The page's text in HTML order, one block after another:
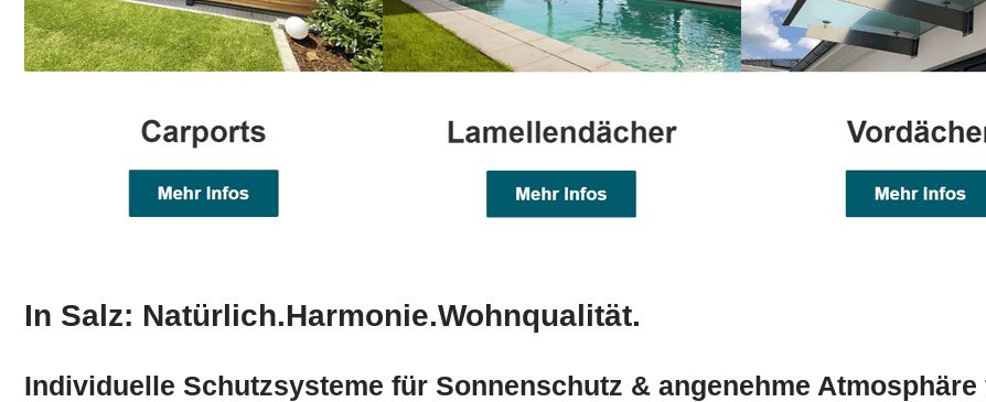
In Salz: Natürlich.Harmonie.Wohnqualität.
Individuelle Schutzsysteme für Sonnenschutz & angenehme Atmosphäre